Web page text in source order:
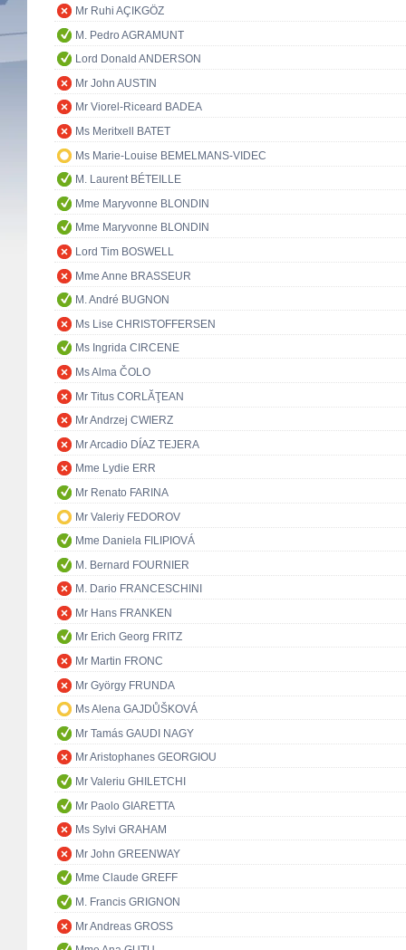
Mr Ruhi AÇIKGÖZ
M. Pedro AGRAMUNT
Lord Donald ANDERSON
Mr John AUSTIN
Mr Viorel-Riceard BADEA
Ms Meritxell BATET
Ms Marie-Louise BEMELMANS-VIDEC
M. Laurent BÉTEILLE
Mme Maryvonne BLONDIN
Mme Maryvonne BLONDIN
Lord Tim BOSWELL
Mme Anne BRASSEUR
M. André BUGNON
Ms Lise CHRISTOFFERSEN
Ms Ingrida CIRCENE
Ms Alma ČOLO
Mr Titus CORLĂŢEAN
Mr Andrzej CWIERZ
Mr Arcadio DÍAZ TEJERA
Mme Lydie ERR
Mr Renato FARINA
Mr Valeriy FEDOROV
Mme Daniela FILIPIOVÁ
M. Bernard FOURNIER
M. Dario FRANCESCHINI
Mr Hans FRANKEN
Mr Erich Georg FRITZ
Mr Martin FRONC
Mr György FRUNDA
Ms Alena GAJDŮŠKOVÁ
Mr Tamás GAUDI NAGY
Mr Aristophanes GEORGIOU
Mr Valeriu GHILETCHI
Mr Paolo GIARETTA
Ms Sylvi GRAHAM
Mr John GREENWAY
Mme Claude GREFF
M. Francis GRIGNON
Mr Andreas GROSS